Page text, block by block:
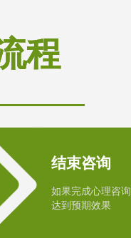
程
结束咨询
如果完成心理咨询
达到预期效果